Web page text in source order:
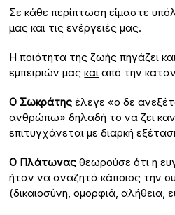
Σε κάθε περίπτωση είμαστε
μας και τις ενέργειές μας.
Η ποιότητα της ζωής πηγάζει
εμπειριών μαςκαι από την
Ο Σωκράτης έλεγε «ο δε
ανθρώπω» δηλαδή το να ζει
επιτυγχάνεται με διαρκή
Ο Πλάτωνας θεωρούσε ότι η
ήταν να αναζητά κάποιος την
(δικαιοσύνη, ομορφιά, αλήθεια,